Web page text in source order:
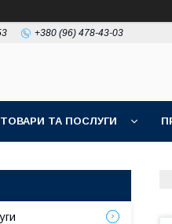
+380 (96) 478-43-03
ТОВАРИ ТА ПОСЛУГИ